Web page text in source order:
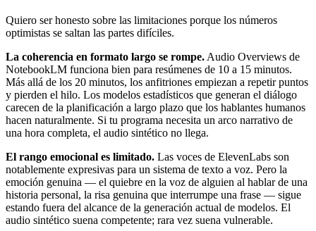
Quiero ser honesto sobre las limitaciones porque los números
optimistas se saltan las partes difíciles.
La coherencia en formato largo se rompe. Audio Overviews de
NotebookLM funciona bien para resúmenes de 10 a 15 minutos.
Más allá de los 20 minutos, los anfitriones empiezan a repetir puntos
y pierden el hilo. Los modelos estadísticos que generan el diálogo
carecen de la planificación a largo plazo que los hablantes humanos
hacen naturalmente. Si tu programa necesita un arco narrativo de
una hora completa, el audio sintético no llega.
El rango emocional es limitado. Las voces de ElevenLabs son
notablemente expresivas para un sistema de texto a voz. Pero la
emoción genuina — el quiebre en la voz de alguien al hablar de una
historia personal, la risa genuina que interrumpe una frase — sigue
estando fuera del alcance de la generación actual de modelos. El
audio sintético suena competente; rara vez suena vulnerable.